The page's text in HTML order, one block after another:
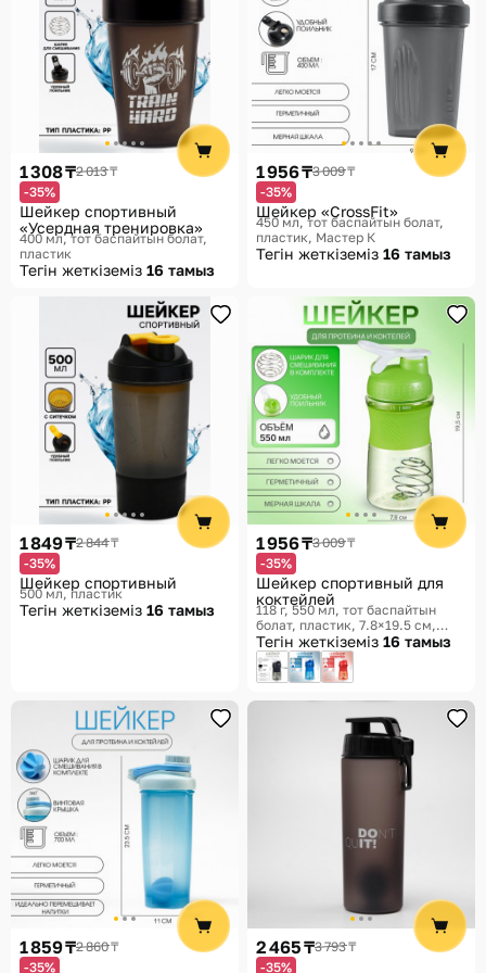
1 308 ₸2 013 ₸
-35%
Шейкер спортивный
«Усердная тренировка»
400 мл, тот баспайтын болат,
пластик
Тегін жеткіземіз 16 тамыз
1 956 ₸3 009 ₸
-35%
Шейкер «CrossFit»
450 мл, тот баспайтын болат,
пластик Мастер К
Тегін жеткіземіз 16 тамыз
1 849 ₸2 844 ₸
-35%
Шейкер спортивный
500 мл, пластик
Тегін жеткіземіз 16 тамыз
1 956 ₸3 009 ₸
-35%
Шейкер спортивный для
коктейлей
118 г, 550 мл, тот баспайтын
болат, пластик, 7.8×19.5 см
Мастер К
Тегін жеткіземіз 16 тамыз
1 859 ₸2 860 ₸
-35%
2 465 ₸3 793 ₸
-35%